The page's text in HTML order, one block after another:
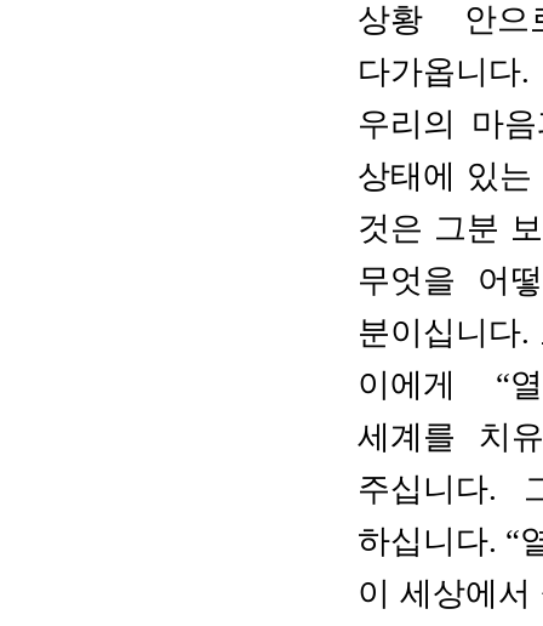
상황 안으
다가옵니다.
우리의 마
상태에 있
것은 그분
무엇을 어
분이십니다.
이에게 “
세계를 치
주십니다.
하십니다. “
이 세상에서